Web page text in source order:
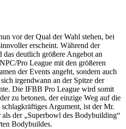
vor der Qual der Wahl stehen, bei
erscheint. Während der
deutlich größere Angebot an
Pro League mit den größeren
der Events angeht, sondern auch
irgendwann an der Spitze der
Die IFBB Pro League wird somit
zu betonen, der einzige Weg auf die
Argument, ist der Mr.
der „Superbowl des Bodybuilding“
Bodybuildes.